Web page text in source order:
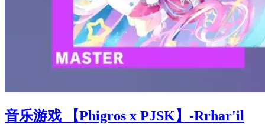
音乐游戏 【Phigros x PJSK】-Rrhar'il